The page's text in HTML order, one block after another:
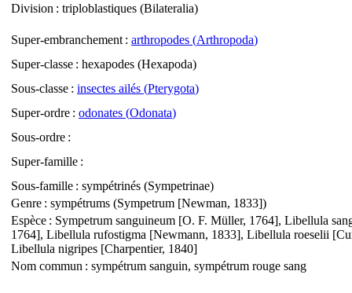
Division : triploblastiques (Bilateralia)
Super-embranchement : arthropodes (Arthropoda)
Super-classe : hexapodes (Hexapoda)
Sous-classe : insectes ailés (Pterygota)
Super-ordre : odonates (Odonata)
Sous-ordre :
Super-famille :
Sous-famille : sympétrinés (Sympetrinae)
Genre : sympétrums (Sympetrum [Newman, 1833])
Espèce : Sympetrum sanguineum [O. F. Müller, 1764], Libellula
1764], Libellula rufostigma [Newmann, 1833], Libellula roeselii
Libellula nigripes [Charpentier, 1840]
Nom commun : sympétrum sanguin, sympétrum rouge sang